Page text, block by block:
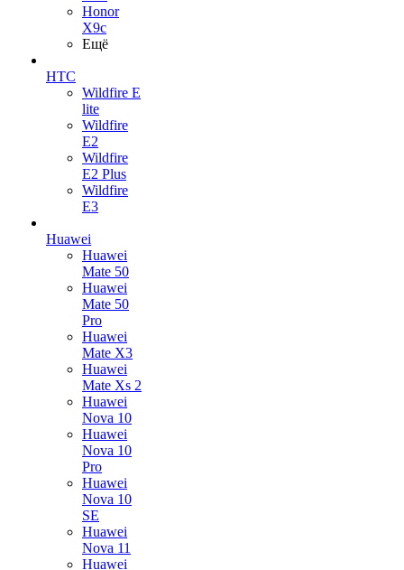
Honor
X9c
Ещё
HTC
Wildfire E
lite
Wildfire
E2
Wildfire
E2 Plus
Wildfire
E3
Huawei
Huawei
Mate 50
Huawei
Mate 50
Pro
Huawei
Mate X3
Huawei
Mate Xs 2
Huawei
Nova 10
Huawei
Nova 10
Pro
Huawei
Nova 10
SE
Huawei
Nova 11
Huawei